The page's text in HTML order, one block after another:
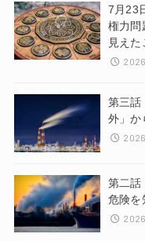
7月23
権力問
見えた
第三話
外」か
第二話
危険を